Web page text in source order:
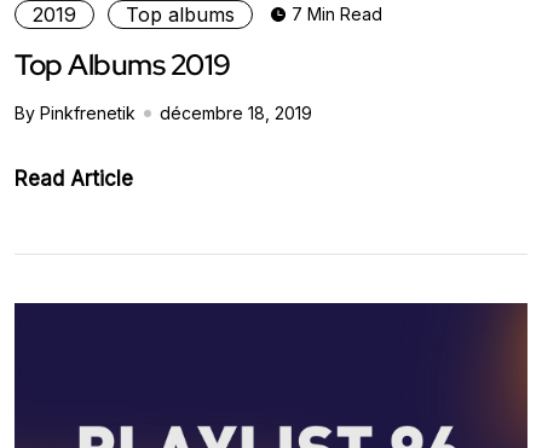
2019 Top albums 7 Min Read
Top Albums 2019
By Pinkfrenetik décembre 18, 2019
Read Article